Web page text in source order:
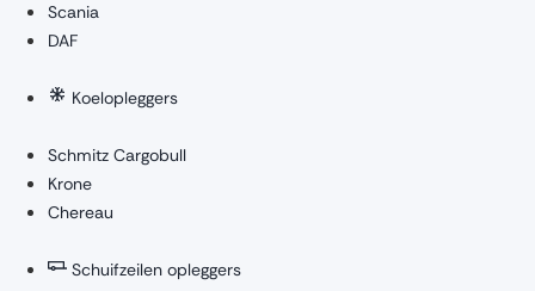
Scania
DAF
Koelopleggers
Schmitz Cargobull
Krone
Chereau
Schuifzeilen opleggers